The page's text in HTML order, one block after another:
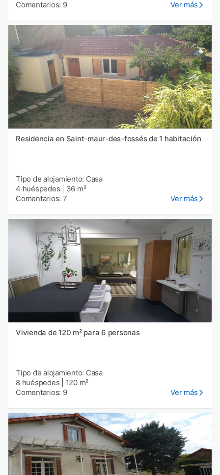
Comentarios: 9
Ver más
Residencia en Saint-maur-des-fossés de 1 habitación
Tipo de alojamiento: Casa
4 huéspedes
36 m²
Comentarios: 7
Ver más
Vivienda de 120 m² para 6 personas
Tipo de alojamiento: Casa
8 huéspedes
120 m²
Comentarios: 9
Ver más